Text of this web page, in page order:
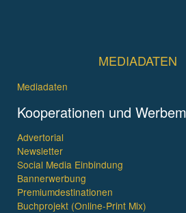
MEDIADATEN
Mediadaten
Kooperationen und
Advertorial
Newsletter
Social Media Einbindung
Bannerwerbung
Premiumdestinationen
Buchprojekt (Online-Print Mix)